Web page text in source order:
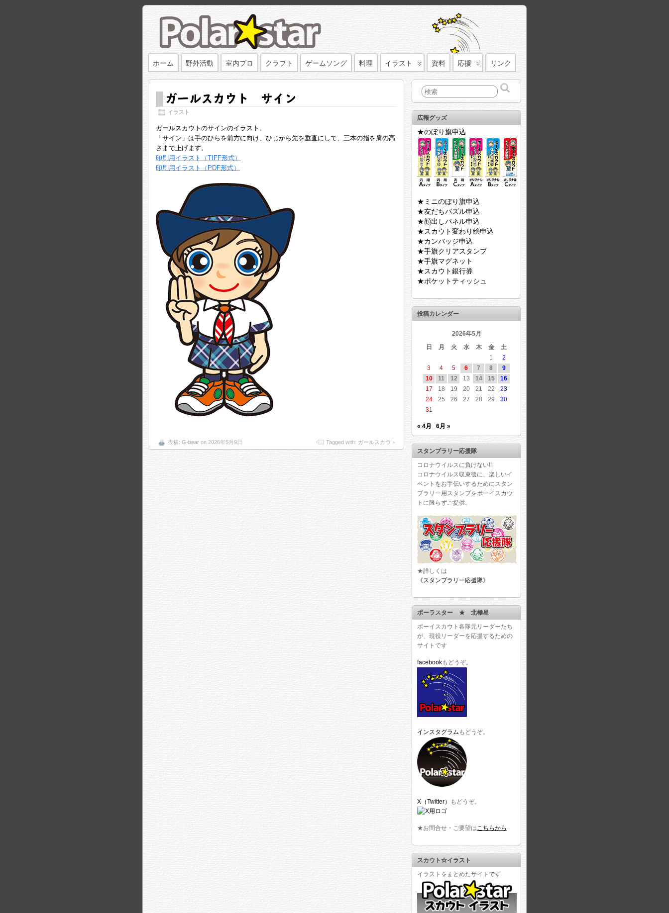
ホーム 野外活動 室内プロ クラフト ゲームソング 料理 イラスト 資料 応援 リンク
ガールスカウト サイン
イラスト
ガールスカウトのサインのイラスト。
「サイン」は手のひらを前方に向け、ひじから先を垂直にして、三本の指を肩の高
さまで上げます。
印刷用イラスト（TIFF形式）
印刷用イラスト（PDF形式）
投稿: G-bear on 2026年5月9日 Tagged with: ガールスカウト
広報グッズ
★のぼり旗申込
★ミニのぼり旗申込
★友だちパズル申込
★顔出しパネル申込
★スカウト変わり絵申込
★カンバッジ申込
★手旗クリアスタンプ
★手旗マグネット
★スカウト銀行券
★ポケットティッシュ
投稿カレンダー
2026年5月
日
月 火 水 木 金
土
1
2
3
4 5 6 7 8
9
10
11 12 13 14 15
16
17
18 19 20 21 22
23
24
25 26 27 28 29
30
31
« 4月 6月 »
スタンプラリー応援隊
コロナウイルスに負けない!!
コロナウイルス収束後に、楽しいイ
ベントをお手伝いするためにスタン
プラリー用スタンプをボーイスカウ
トに限らずご提供。
★詳しくは
《スタンプラリー応援隊》
ポーラスター ★ 北極星
ボーイスカウト各隊元リーダーたち
が、現役リーダーを応援するための
サイトです
facebookもどうぞ。
インスタグラム もどうぞ。
X（Twitter） もどうぞ。
★お問合せ・ご要望はこちらから
スカウト☆イラスト
イラストをまとめたサイトです